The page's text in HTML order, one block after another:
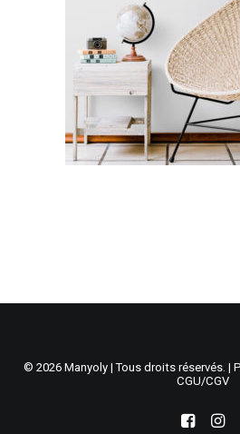
Recherche
Panier
© 2026 Manyoly | Tous droits réservés. |
CGU/CGV